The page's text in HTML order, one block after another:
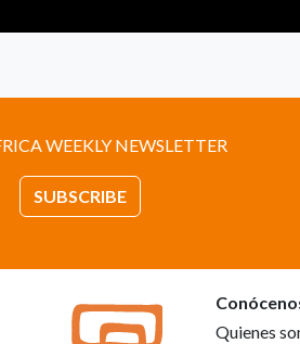
WEEKLY NEWSLETTER
SUBSCRIBE
Quienes